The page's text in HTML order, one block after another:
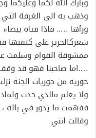
وذهب به الى الغرفة
ورآها ….. فاذا فتاة
شعركالحرير على
ممشوقة القوام وسلمت
….اما صاحبنا فهو قد
حورية من حوريات الجنة
ولا يعلم مالذي حدث
ففهمت ما يدور في باله
وقالت انني